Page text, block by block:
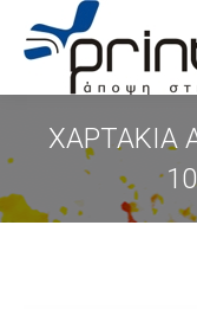
ΧΑΡΤΑΚΙΑ